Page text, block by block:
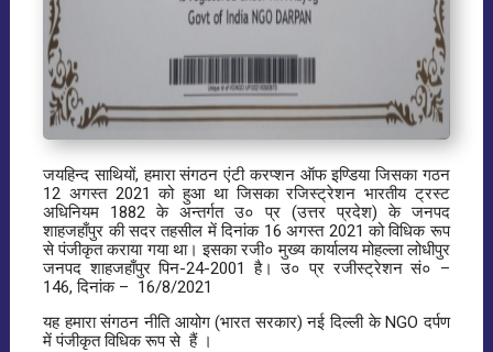
जयहिन्द साथियों, हमारा संगठन एंटी करप्शन ऑफ इण्डिया जिसका गठन
12 अगस्त 2021 को हुआ था जिसका रजिस्ट्रेशन भारतीय ट्रस्ट
अधिनियम 1882 के अन्तर्गत उ० प्र (उत्तर प्रदेश) के जनपद
शाहजहाँपुर की सदर तहसील में दिनांक 16 अगस्त 2021 को विधिक रूप
से पंजीकृत कराया गया था। इसका रजी० मुख्य कार्यालय मोहल्ला लोधीपुर
जनपद शाहजहाँपुर पिन-24-2001 है। उ० प्र रजीस्ट्रेशन सं० –
146, दिनांक – 16/8/2021
यह हमारा संगठन नीति आयोग (भारत सरकार) नई दिल्ली के NGO दर्पण
में पंजीकृत विधिक रूप से हैं ।